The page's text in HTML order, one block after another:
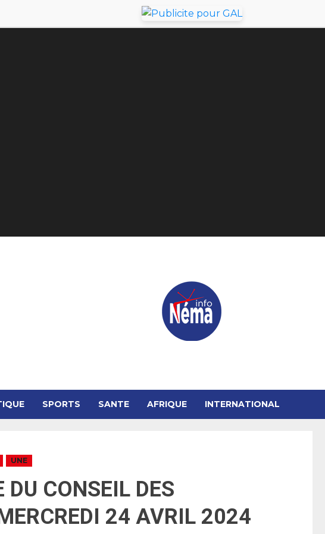
SPORTS SANTE AFRIQUE INTERNATIONAL
UNE
CONSEIL DES
24 AVRIL 2024